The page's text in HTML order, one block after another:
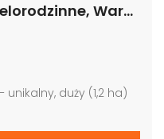
Duży grunt pod bud. wielorodzinne, Warszawa Praga Południe
unikalny, duży (1,2 ha)